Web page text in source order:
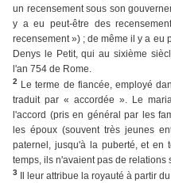
un recensement sous son
y a eu peut-être des
recensement ») ; de même il y a eu
Denys le Petit, qui au sixième
l'an 754 de Rome.
2
Le terme de fiancée, employé
traduit par « accordée ». Le
l'accord (pris en général par les
les époux (souvent très jeunes
paternel, jusqu'à la puberté, et en
temps, ils n'avaient pas de relations
3
Il leur attribue la royauté à partir